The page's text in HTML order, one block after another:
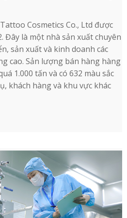
Cosmetics Co., Ltd được
Đây là một nhà sản xuất chuyên
sản xuất và kinh doanh các
cao. Sản lượng bán hàng hàng
1.000 tấn và có 632 màu sắc
khách hàng và khu vực khác